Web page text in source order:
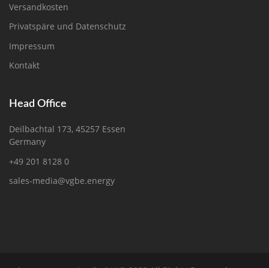
Versandkosten
Privatspäre und Datenschutz
Impressum
Kontakt
Head Office
Deilbachtal 173, 45257 Essen
Germany
+49 201 8128 0
sales-media@vgbe.energy